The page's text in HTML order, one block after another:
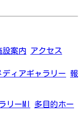
設案内 アクセス
ディアギャラリー 報
リーMI
多目的ホー